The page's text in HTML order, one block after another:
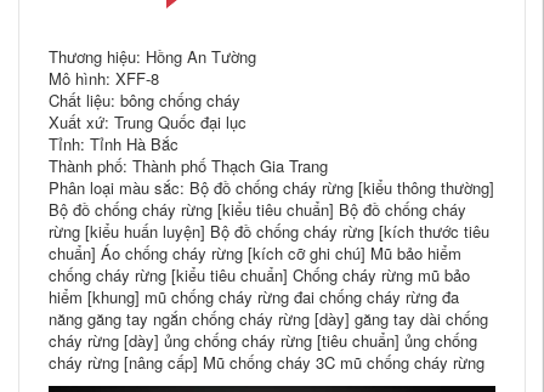
Thương hiệu: Hồng An Tường
Mô hình: XFF-8
Chất liệu: bông chống cháy
Xuất xứ: Trung Quốc đại lục
Tỉnh: Tỉnh Hà Bắc
Thành phố: Thành phố Thạch Gia Trang
Phân loại màu sắc: Bộ đồ chống cháy rừng [kiểu thông thường]
Bộ đồ chống cháy rừng [kiểu tiêu chuẩn] Bộ đồ chống cháy
rừng [kiểu huấn luyện] Bộ đồ chống cháy rừng [kích thước tiêu
chuẩn] Áo chống cháy rừng [kích cỡ ghi chú] Mũ bảo hiểm
chống cháy rừng [kiểu tiêu chuẩn] Chống cháy rừng mũ bảo
hiểm [khung] mũ chống cháy rừng đai chống cháy rừng đa
năng găng tay ngắn chống cháy rừng [dày] găng tay dài chống
cháy rừng [dày] ủng chống cháy rừng [tiêu chuẩn] ủng chống
cháy rừng [nâng cấp] Mũ chống cháy 3C mũ chống cháy rừng